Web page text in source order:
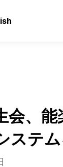
会、
テム